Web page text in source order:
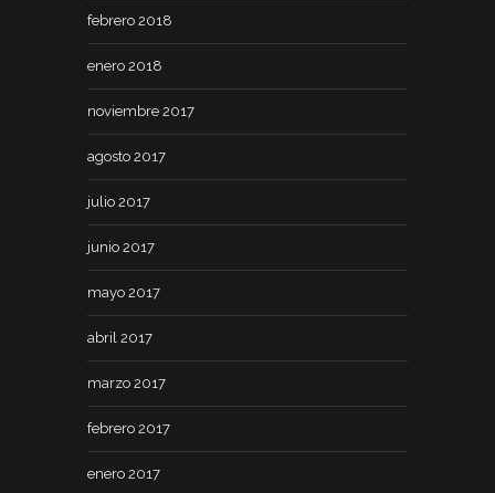
febrero 2018
enero 2018
noviembre 2017
agosto 2017
julio 2017
junio 2017
mayo 2017
abril 2017
marzo 2017
febrero 2017
enero 2017